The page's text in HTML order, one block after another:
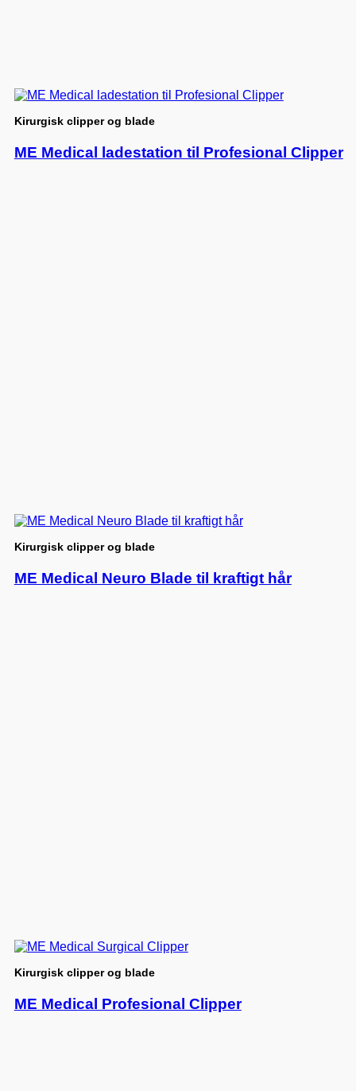
Kirurgisk clipper og blade
ME Medical ladestation til Profesional Clipper
Kirurgisk clipper og blade
ME Medical Neuro Blade til kraftigt hår
Kirurgisk clipper og blade
ME Medical Profesional Clipper